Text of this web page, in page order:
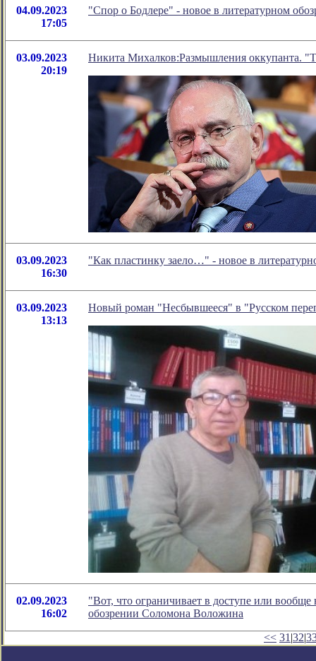
04.09.2023
17:05
"Спор о Бодлере" - новое в литературном
03.09.2023
20:19
Никита Михалков:Размышления оккупанта.
03.09.2023
16:30
"Как пластинку заело…" - новое в
03.09.2023
13:13
Новый роман "Несбывшееся" в "Русском
02.09.2023
16:02
"Вот, что ограничивает в доступе или
обозрении Соломона Воложина
<< 31 |32|